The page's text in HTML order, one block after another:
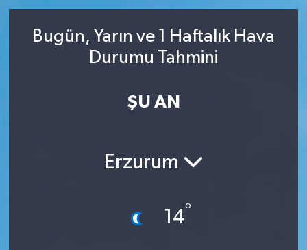
Bugün, Yarın ve 1 Haftalık Hava
Durumu Tahmini
ŞU AN
Erzurum
14°
EKONOMİ
SPOR
Kahramanmaraş Namaz Vakitleri
Trafik Durumu